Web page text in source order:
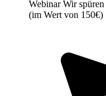
Webinar Wir
(im Wert von 150€)